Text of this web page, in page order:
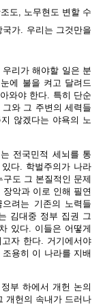
도, 노무현도 변할 수
가. 우리는 그것만을
리가 해야할 일은 분
에 불을 켜고 달려드
와야 한다. 특히 단순
와 그 주변의 세력들
않겠다는 야욕의 노
전국민적 세뇌를 통
다. 학벌주의가 나라
도 그 본질적인 문제
악과 이로 인해 필연
려는 기존의 노력들
김대중 정부 집권 그
있다. 이들은 어떻게
자 한다. 거기에서야
용히 이 나라를 지배
부 하에서 개헌 논의
개헌의 속내가 드러나